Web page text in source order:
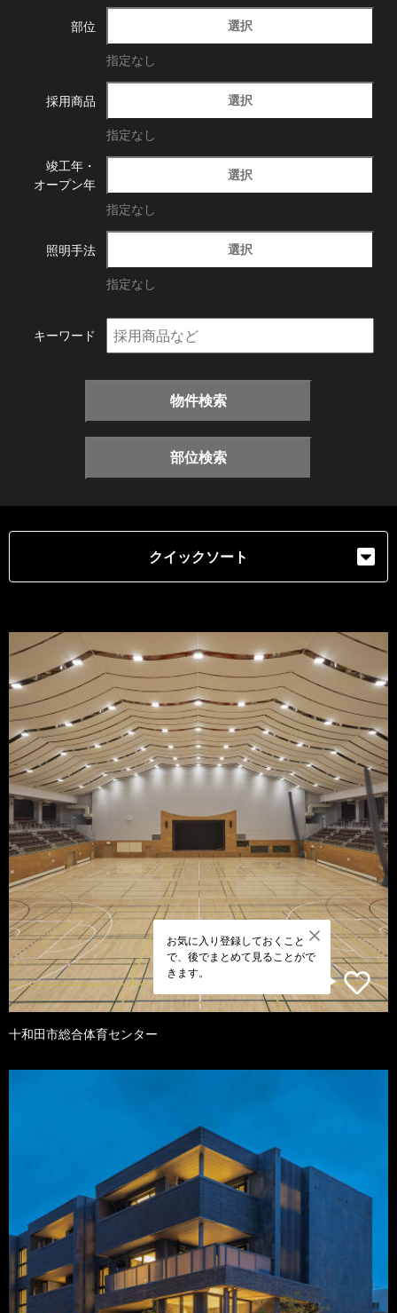
部位 選択
指定なし
採用商品 選択
指定なし
竣工年・
オープン年
選択
指定なし
照明手法 選択
指定なし
キーワード
物件検索
部位検索
クイックソート
お気に入り登録しておくこと
で、後でまとめて見ることがで
きます。
十和田市総合体育センター